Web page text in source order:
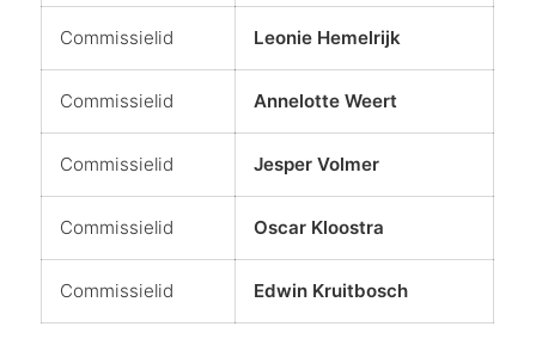
Commissielid Leonie Hemelrijk
Commissielid Annelotte Weert
Commissielid Jesper Volmer
Commissielid Oscar Kloostra
Commissielid Edwin Kruitbosch